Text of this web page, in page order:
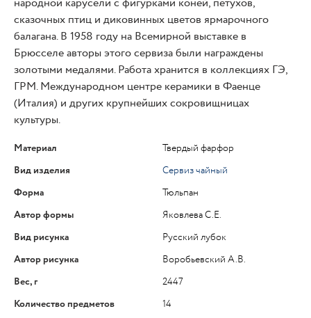
сказочных птиц и диковинных цветов ярмарочного
балагана. В 1958 году на Всемирной выставке в
Брюсселе авторы этого сервиза были награждены
золотыми медалями. Работа хранится в коллекциях ГЭ,
ГРМ. Международном центре керамики в Фаенце
(Италия) и других крупнейших сокровищницах
культуры.
Материал
Твердый фарфор
Вид изделия
Сервиз чайный
Форма
Тюльпан
Автор формы
Яковлева С.Е.
Вид рисунка
Русский лубок
Автор рисунка
Воробьевский А.В.
Вес, г
2447
Количество предметов
14